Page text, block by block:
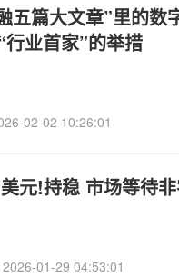
五篇大文章”里的数
业首家”的举措
02-02 10:26:01
元!持稳 市场等待
2026-01-29 04:53:01